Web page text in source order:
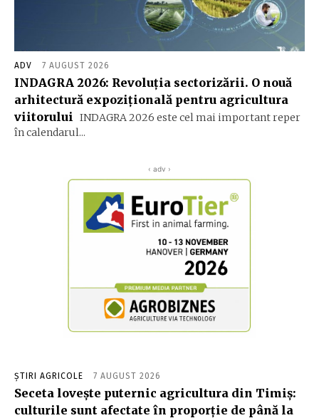
ADV 7 AUGUST 2026
INDAGRA 2026: Revoluția sectorizării. O nouă
arhitectură expozițională pentru agricultura
viitorului INDAGRA 2026 este cel mai important reper
în calendarul...
‹ adv ›
ȘTIRI AGRICOLE 7 AUGUST 2026
Seceta lovește puternic agricultura din Timiș:
culturile sunt afectate în proporție de până la